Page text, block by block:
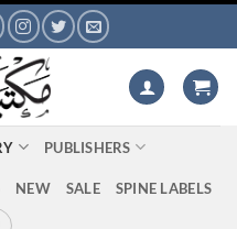
PUBLISHERS
NEW SALE SPINE LABELS